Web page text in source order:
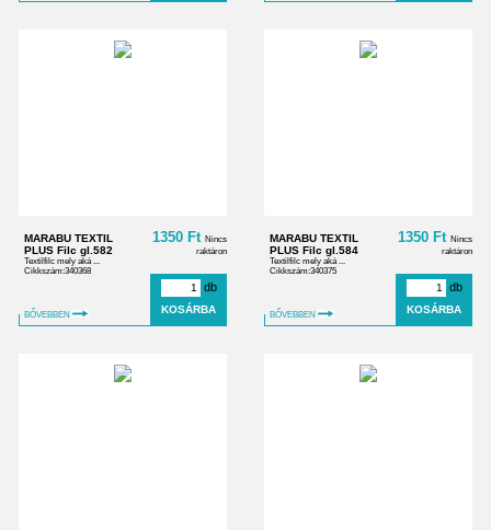
MARABU TEXTIL
PLUS Filc gl.582
Textilfilc mely aká ...
Cikkszám:340368
BŐVEBBEN
1350 Ft Nincs
raktáron
db
MARABU TEXTIL
PLUS Filc gl.584
Textilfilc mely aká ...
Cikkszám:340375
BŐVEBBEN
1350 Ft Nincs
raktáron
db